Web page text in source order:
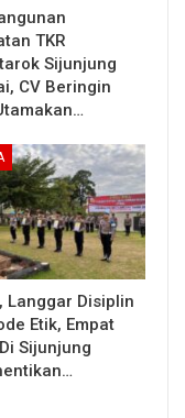
TKR
Sijunjung
CV Beringin
Langgar Disiplin
Etik, Empat
Sijunjung